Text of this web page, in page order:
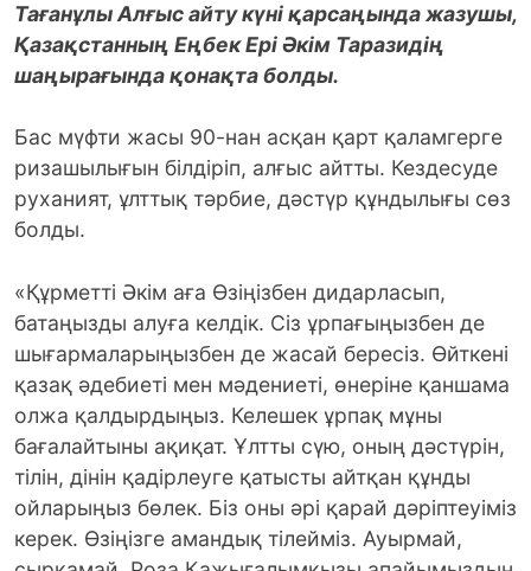
Тағанұлы Алғыс айту күні қарсаңында жазушы,
Қазақстанның Еңбек Ері Әкім Таразидің
шаңырағында қонақта болды.
Бас мүфти жасы 90-нан асқан қарт қаламгерге
ризашылығын білдіріп, алғыс айтты. Кездесуде
руханият, ұлттық тәрбие, дәстүр құндылығы сөз
болды.
«Құрметті Әкім аға Өзіңізбен дидарласып,
батаңызды алуға келдік. Сіз ұрпағыңызбен де
шығармаларыңызбен де жасай бересіз. Өйткені
қазақ әдебиеті мен мәдениеті, өнеріне қаншама
олжа қалдырдыңыз. Келешек ұрпақ мұны
бағалайтыны ақиқат. Ұлтты сүю, оның дәстүрін,
тілін, дінін қадірлеуге қатысты айтқан құнды
ойларыңыз бөлек. Біз оны әрі қарай дәріптеуіміз
керек. Өзіңізге амандық тілейміз. Ауырмай,